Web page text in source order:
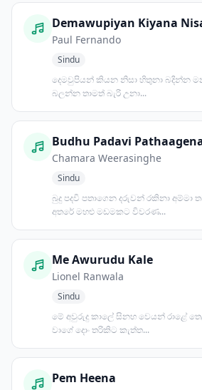
Demawupiyan Kiyana
Paul Fernando
Sindu
දෙමවුපියන් කියන නිසා හිතුනා බදින්න
බලන්න තාමත් බැරි උනා...
Budhu Padavi
Chamara Weerasinghe
Sindu
බුදු පදවි පතාගෙන දරුවන් රකිනා
අතරේ මහළු මඩමකට විවරණ...
Me Awurudu Kale
Lionel Ranwala
Sindu
මේ අවුරුදු කාලේ සිනහ වෙයන් රාළේ
වාගේ දොං තරිකිට කැත්ත...
Pem Heena